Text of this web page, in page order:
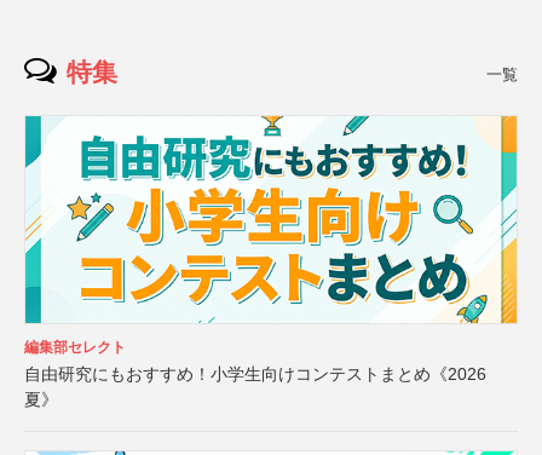
特集 一覧
編集部セレクト
自由研究にもおすすめ！小学生向けコンテストまとめ《2026
夏》